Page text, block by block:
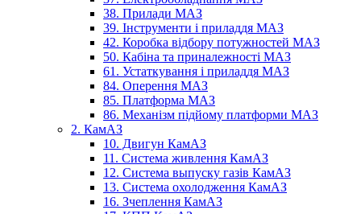
38. Прилади МАЗ
39. Інструменти і приладдя МАЗ
42. Коробка відбору потужностей МАЗ
50. Кабіна та приналежності МАЗ
61. Устаткування і приладдя МАЗ
84. Оперення МАЗ
85. Платформа МАЗ
86. Механізм підйому платформи МАЗ
2. КамАЗ
10. Двигун КамАЗ
11. Система живлення КамАЗ
12. Система выпуску газів КамАЗ
13. Система охолодження КамАЗ
16. Зчеплення КамАЗ